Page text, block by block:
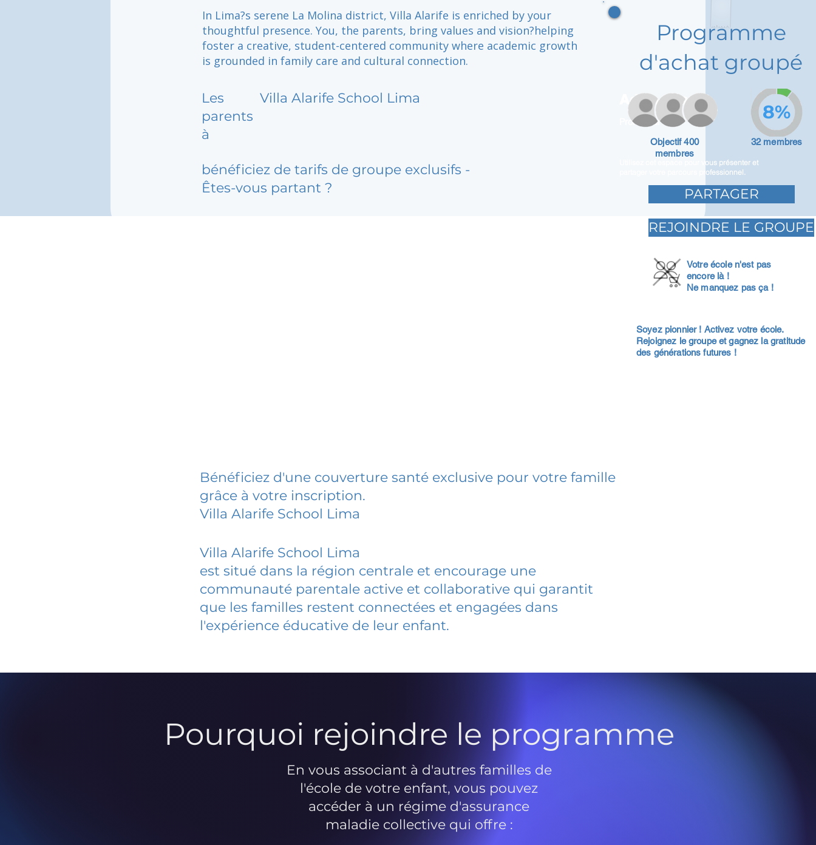
In Lima?s serene La Molina district, Villa Alarife is enriched by your
thoughtful presence. You, the parents, bring values and vision?helping
foster a creative, student-centered community where academic growth
is grounded in family care and cultural connection.
Les
parents
à
Villa Alarife School Lima
bénéficiez de tarifs de groupe exclusifs -
Êtes-vous partant ?
Adam Caar
Promoteur
Utilisez cet espace pour vous présenter et
partager votre parcours professionnel.
Programme
d'achat groupé
Objectif 400
membres
32 membres
8%
PARTAGER
REJOINDRE LE GROUPE
Votre école n'est pas
encore là !
Ne manquez pas ça !
Soyez pionnier ! Activez votre école.
Rejoignez le groupe et gagnez la gratitude
des générations futures !
Bénéficiez d'une couverture santé exclusive pour votre famille
grâce à votre inscription.
Villa Alarife School Lima
Villa Alarife School Lima
est situé dans la région centrale et encourage une
communauté parentale active et collaborative qui garantit
que les familles restent connectées et engagées dans
l'expérience éducative de leur enfant.
Pourquoi rejoindre le programme
En vous associant à d'autres familles de
l'école de votre enfant, vous pouvez
accéder à un régime d'assurance
maladie collective qui offre :